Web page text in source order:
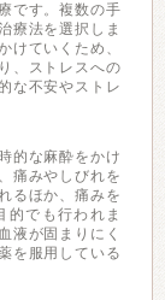
です。複数の手
療法を選択しま
けていくため、
、ストレスへの
な不安やストレ
的な麻酔をかけ
痛みやしびれを
るほか、痛みを
でも行われま
液が固まりにく
を服用している